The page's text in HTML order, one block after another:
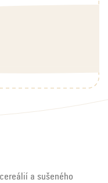
a sušeného